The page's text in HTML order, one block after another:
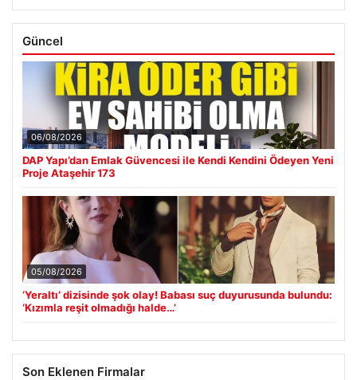
Güncel
06/08/2026
DAP Yapı’dan Emlak Güvencesi ile Kendi Kendini Ödeyen Yeni
Proje Ataşehir 173
05/08/2026
‘Yeraltı’ dizisinde şok olay! Babası suç duyurusunda bulundu:
‘Kızımla reşit olmadığı halde…’
Son Eklenen Firmalar